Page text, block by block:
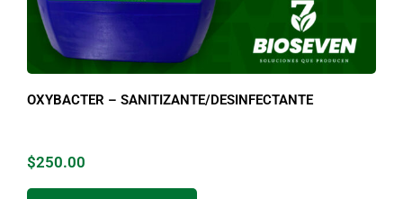
OXYBACTER – SANITIZANTE/DESINFECTANTE
$250.00